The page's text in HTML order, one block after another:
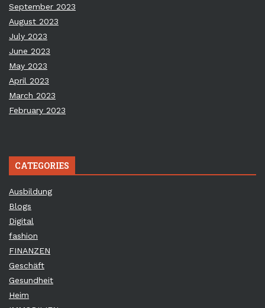
September 2023
August 2023
July 2023
June 2023
May 2023
April 2023
March 2023
February 2023
CATEGORIES
Ausbildung
Blogs
Digital
fashion
FINANZEN
Geschäft
Gesundheit
Heim